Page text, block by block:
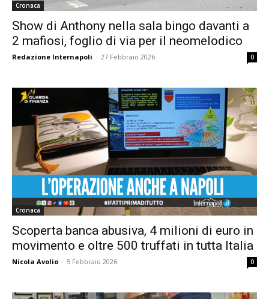
Cronaca
Show di Anthony nella sala bingo davanti a
2 mafiosi, foglio di via per il neomelodico
Redazione Internapoli - 27 Febbraio 2026 0
Cronaca
Scoperta banca abusiva, 4 milioni di euro in
movimento e oltre 500 truffati in tutta Italia
Nicola Avolio - 5 Febbraio 2026 0